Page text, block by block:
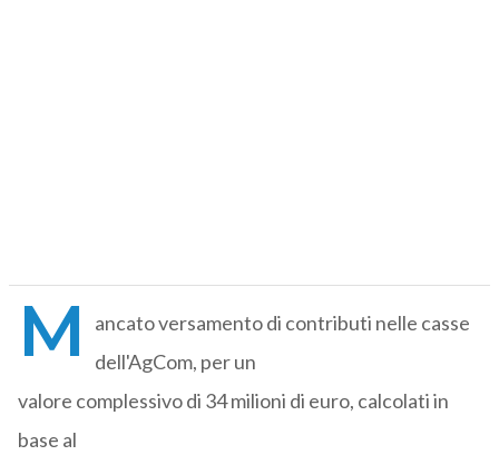
M
ancato versamento di contributi nelle casse
dell'AgCom, per un
valore complessivo di 34 milioni di euro, calcolati in
base al